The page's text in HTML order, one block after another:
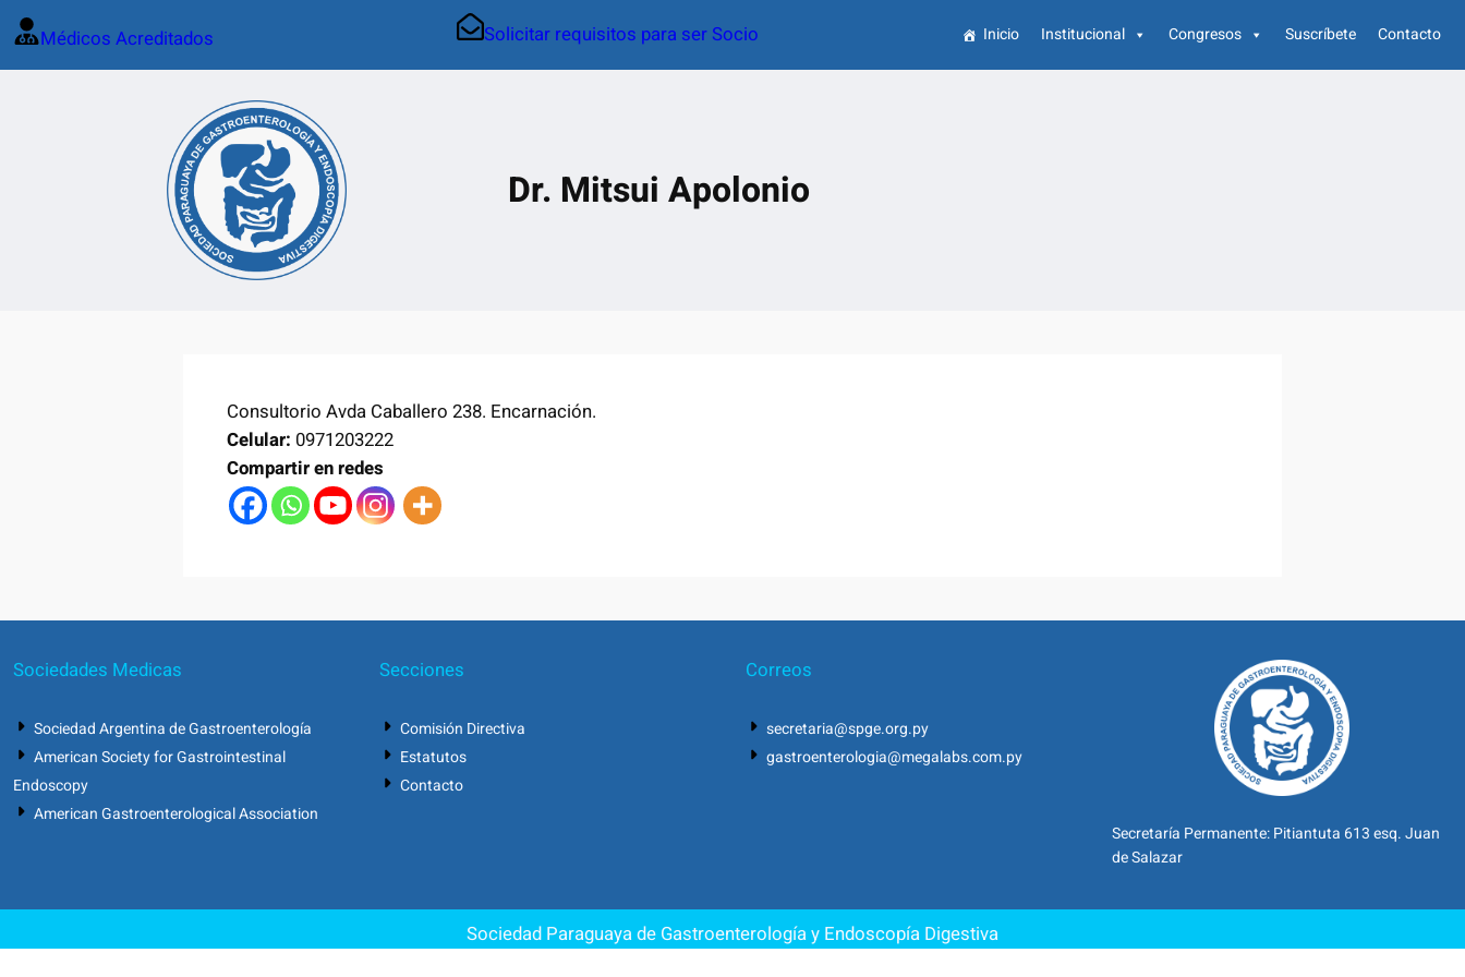
Saltar
contenido
Médicos Acreditados Solicitar requisitos para ser Socio Inicio Institucional Congresos Suscríbete Contacto
Dr. Mitsui Apolonio
Consultorio Avda Caballero 238. Encarnación.
Celular: 0971203222
Compartir en redes
Sociedades Medicas
Sociedad Argentina de Gastroenterología
American Society for Gastrointestinal
Endoscopy
American Gastroenterological Association
Secciones
Comisión Directiva
Estatutos
Contacto
Correos
secretaria@spge.org.py
gastroenterologia@megalabs.com.py
Secretaría Permanente: Pitiantuta 613 esq. Juan
de Salazar
Sociedad Paraguaya de Gastroenterología y Endoscopía Digestiva